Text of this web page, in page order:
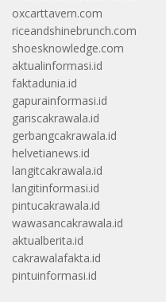
oxcarttavern.com
riceandshinebrunch.com
shoesknowledge.com
aktualinformasi.id
faktadunia.id
gapurainformasi.id
gariscakrawala.id
gerbangcakrawala.id
helvetianews.id
langitcakrawala.id
langitinformasi.id
pintucakrawala.id
wawasancakrawala.id
aktualberita.id
cakrawalafakta.id
pintuinformasi.id